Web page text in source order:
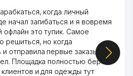
когда личный
начал загибаться и я вовремя
офлайн это тупик. Самое
решиться, но когда
отправила первые заказы,
Площадка полностью берет
и для одежды тут